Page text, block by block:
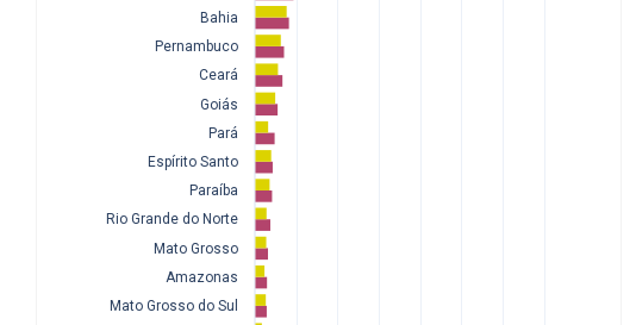
Mato Grosso do Sul
Amazonas
Mato Grosso
Rio Grande do Norte
Paraíba
Espírito Santo
Pará
Goiás
Ceará
Pernambuco
Bahia